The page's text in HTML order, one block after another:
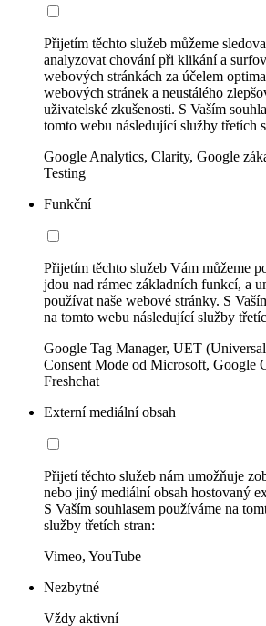
Přijetím těchto služeb můžeme
analyzovat chování při klikání a
webových stránkách za účelem
webových stránek a neustálého
uživatelské zkušenosti. S Vaším
tomto webu následující služby třetích
Google Analytics, Clarity, Google
Testing
Funkční
Přijetím těchto služeb Vám můžeme
jdou nad rámec základních funkcí, a
používat naše webové stránky. S
na tomto webu následující služby
Google Tag Manager, UET
Consent Mode od Microsoft, Google
Freshchat
Externí mediální obsah
Přijetí těchto služeb nám umožňuje
nebo jiný mediální obsah hostovaný
S Vaším souhlasem používáme na
služby třetích stran:
Vimeo, YouTube
Nezbytné
Vždy aktivní